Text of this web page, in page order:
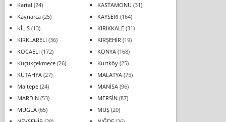
Kartal (24) KASTAMONU (31)
Kaynarca(25) KAYSERİ (164)
KİLİS(13) KIRIKKALE(31)
KIRKLARELİ (36) KIRŞEHİR (19)
KOCAELİ (172) KONYA(168)
Küçükçekmece(26) Kurtköy(25)
KÜTAHYA(27) MALATYA(75)
Maltepe(24) MANİSA(96)
MARDİN(53) MERSİN(87)
MUĞLA(65) MUŞ(20)